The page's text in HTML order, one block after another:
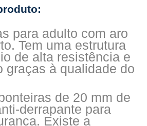
para adulto com aro
Tem uma estrutura
de alta resistência e
graças à qualidade do
de 20 mm de
derrapante para
Existe a